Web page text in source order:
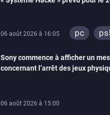
06 août 2026 à 16:05 pc
switch
android
Sony commence à afficher un
concernant l’arrêt des jeux
06 août 2026 à 15:00